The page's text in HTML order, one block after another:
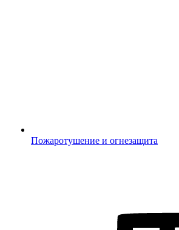
Пожаротушение и огнезащита